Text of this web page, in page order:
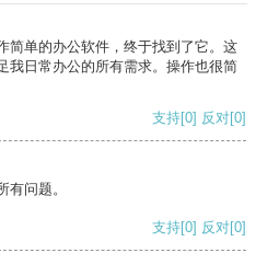
简单的办公软件，终于找到了它。这
我日常办公的所有需求。操作也很简
支持[0] 反对[0]
问题。
支持[0] 反对[0]